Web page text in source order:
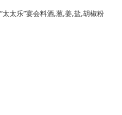
太乐”宴会料酒,葱,姜,盐,胡椒粉